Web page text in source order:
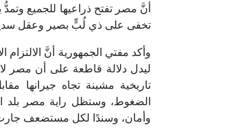
أنَّ مصر تفتح ذراعيها للجميع
تخفى على ذي لُبٍّ بصير وعقل
وأكد مفتي الجمهورية أنَّ
ليدل دلالة قاطعة على أن مصر لا
تاريخية مشينة تجاه جيرانها
الضغوط، وستظل راية مصر بلد
وأمان، وسندًا لكل مستضعف